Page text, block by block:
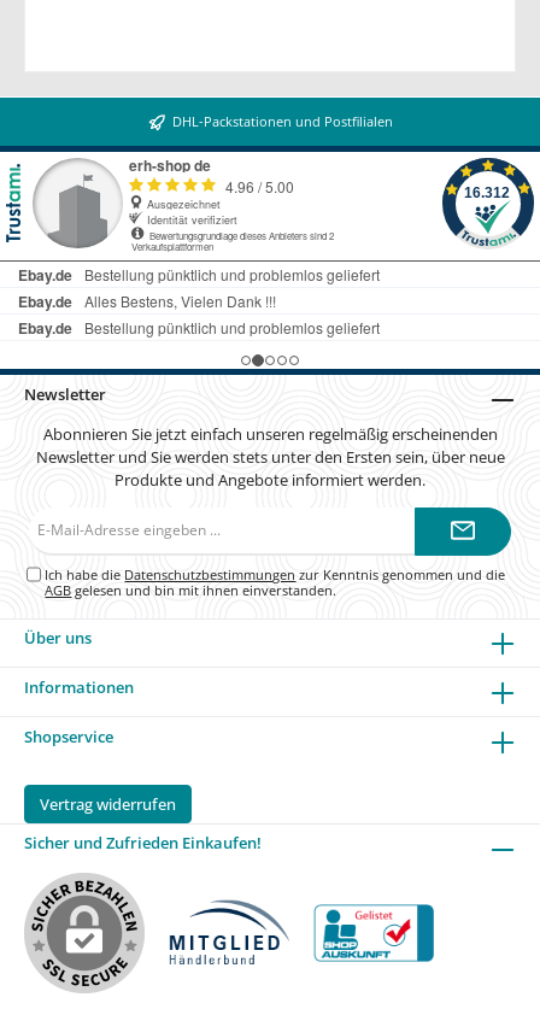
DHL-Packstationen und Postfilialen
Newsletter
Abonnieren Sie jetzt einfach unseren regelmäßig erscheinenden
Newsletter und Sie werden stets unter den Ersten sein, über neue
Produkte und Angebote informiert werden.
Ich habe die Datenschutzbestimmungen zur Kenntnis genommen und die
AGB gelesen und bin mit ihnen einverstanden.
Über uns
Informationen
Shopservice
Vertrag widerrufen
Sicher und Zufrieden Einkaufen!